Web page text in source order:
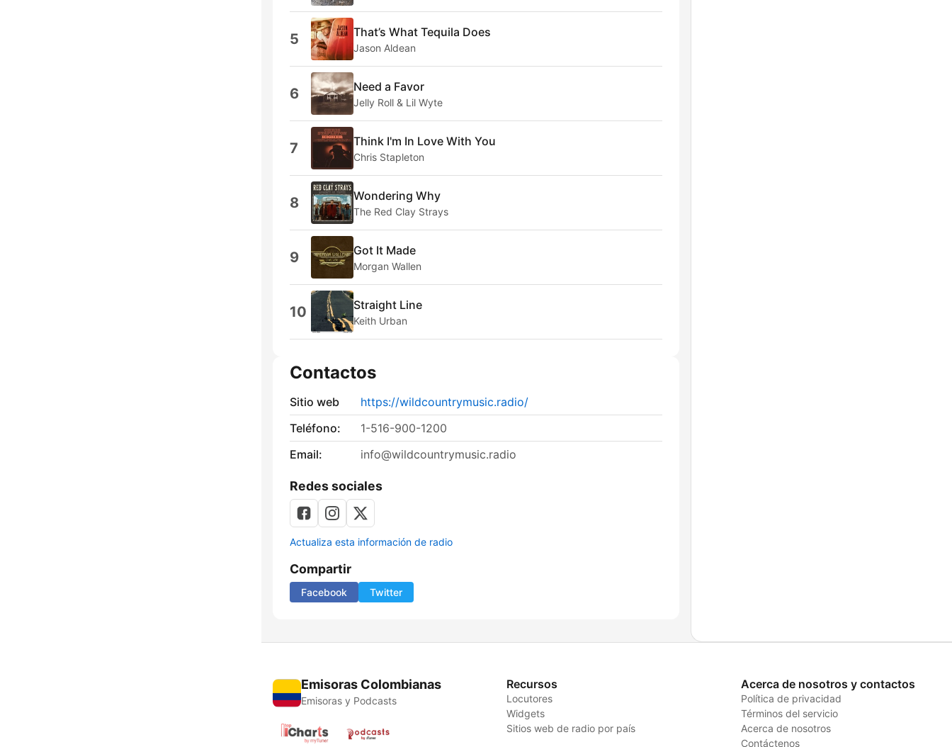
5 That’s What Tequila Does
Jason Aldean
6 Need a Favor
Jelly Roll & Lil Wyte
7 Think I'm In Love With You
Chris Stapleton
8 Wondering Why
The Red Clay Strays
9 Got It Made
Morgan Wallen
10 Straight Line
Keith Urban
Contactos
Sitio web
https://wildcountrymusic.radio/
Teléfono:
1-516-900-1200
Email:
info@wildcountrymusic.radio
Redes sociales
Actualiza esta información de radio
Compartir
Facebook Twitter
Emisoras Colombianas
Emisoras y Podcasts
Recursos
Locutores
Widgets
Sitios web de radio por país
Acerca de nosotros y contactos
Política de privacidad
Términos del servicio
Acerca de nosotros
Contáctenos